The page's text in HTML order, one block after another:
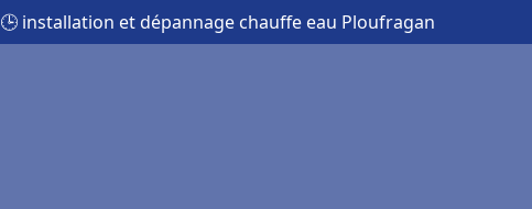
🕒 installation et dépannage chauffe eau Ploufragan